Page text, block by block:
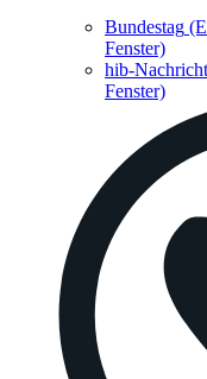
Bundestag
Fenster)
hib-
Fenster)